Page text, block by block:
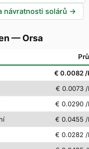
návratnosti solárů →
— Orsa
€ 0.0082 /
€ 0.0073 /
€ 0.0290 /
€ 0.0455 /
€ 0.0282 /